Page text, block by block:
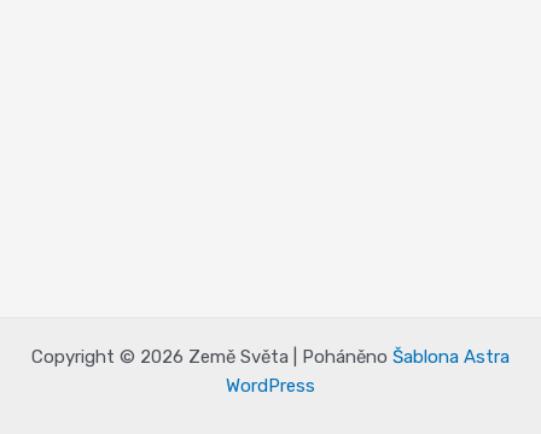
Copyright © 2026 Země Světa | Poháněno Šablona Astra
WordPress